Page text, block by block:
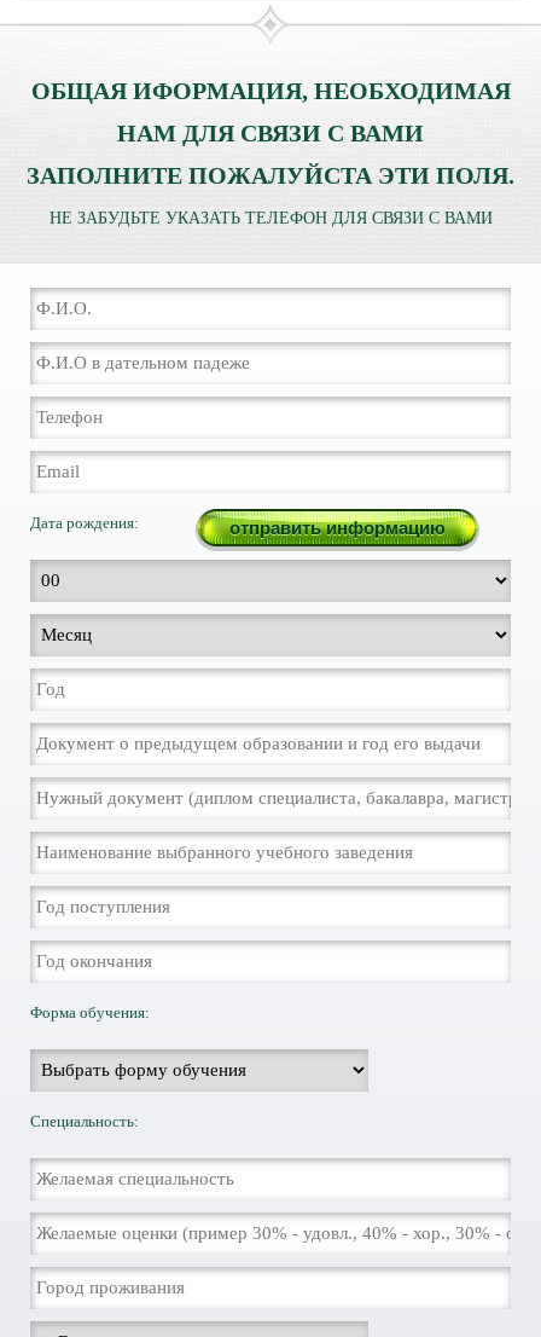
ОБЩАЯ ИФОРМАЦИЯ, НЕОБХОДИМАЯ
НАМ ДЛЯ СВЯЗИ С ВАМИ
ЗАПОЛНИТЕ ПОЖАЛУЙСТА ЭТИ ПОЛЯ.
НЕ ЗАБУДЬТЕ УКАЗАТЬ ТЕЛЕФОН ДЛЯ СВЯЗИ С ВАМИ
Дата рождения:
Форма обучения:
Специальность: